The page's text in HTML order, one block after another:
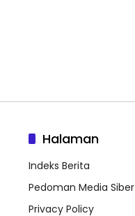
Halaman
Indeks Berita
Pedoman Media Siber
Privacy Policy